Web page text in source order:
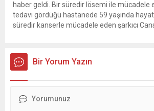
haber geldi. Bir süredir lösemi ile mücadele
tedavi gördüğü hastanede 59 yaşında
süredir kanserle mücadele eden şarkıcı
gibi...
Bir Yorum Yazın